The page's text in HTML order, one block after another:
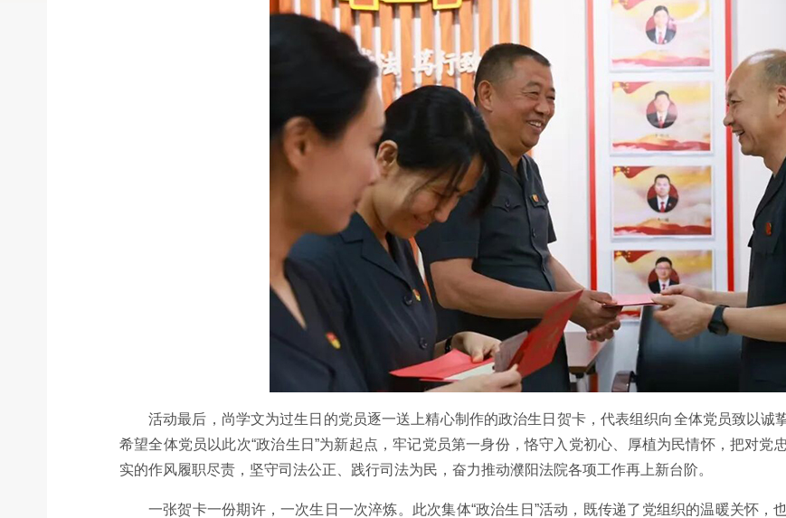
活动最后，尚学文为过生日的党员逐一送上精心制作的政治生日贺卡，代表组织向全体党员致以诚
希望全体党员以此次“政治生日”为新起点，牢记党员第一身份，恪守入党初心、厚植为民情怀，把对党
实的作风履职尽责，坚守司法公正、践行司法为民，奋力推动濮阳法院各项工作再上新台阶。
一张贺卡一份期许，一次生日一次淬炼。此次集体“政治生日”活动，既传递了党组织的温暖关怀